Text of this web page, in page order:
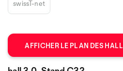
swissT-net
AFFICHER LE PLAN DES